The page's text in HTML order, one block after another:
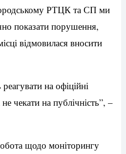
РТЦК та СП ми
показати порушення,
відмовилася вносити
на офіційні
чекати на публічність”, –
щодо моніторингу